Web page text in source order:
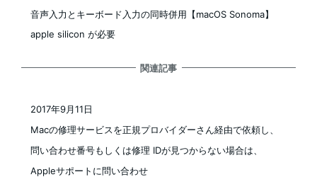
音声入力とキーボード入力の同時併用【macOS Sonoma】
apple silicon が必要
関連記事
Macの修理サービスを正規プロバイダーさん経由で依頼し、
問い合わせ番号もしくは修理 IDが見つからない場合は、
Appleサポートに問い合わせ
投稿日
2017年9月11日